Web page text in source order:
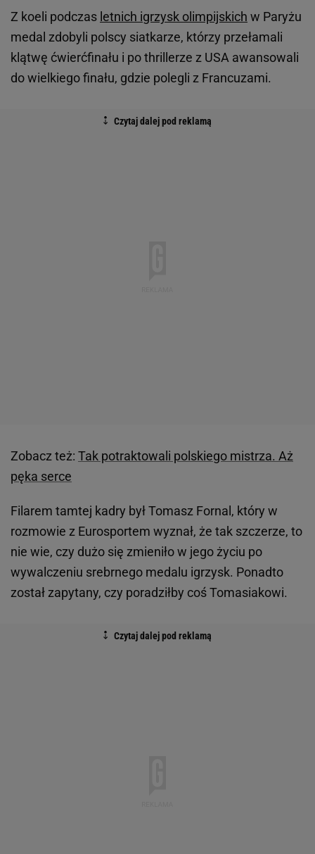
Z koeli podczas letnich igrzysk olimpijskich w Paryżu
medal zdobyli polscy siatkarze, którzy przełamali
klątwę ćwierćfinału i po thrillerze z USA awansowali
do wielkiego finału, gdzie polegli z Francuzami.
Zobacz też: Tak potraktowali polskiego mistrza. Aż
pęka serce
Filarem tamtej kadry był Tomasz Fornal, który w
rozmowie z Eurosportem wyznał, że tak szczerze, to
nie wie, czy dużo się zmieniło w jego życiu po
wywalczeniu srebrnego medalu igrzysk. Ponadto
został zapytany, czy poradziłby coś Tomasiakowi.